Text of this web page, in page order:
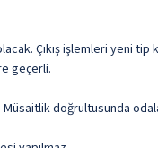
Çıkış işlemleri yeni
geçerli.
Müsaitlik doğrultusunda